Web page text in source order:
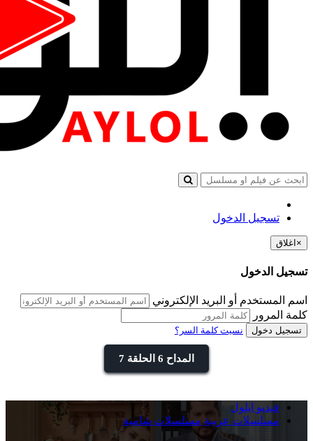
تسجيل الدخول
× اغلاق
تسجيل الدخول
اسم المستخدم أو البريد الإلكتروني
كلمة المرور
تسجيل دخول نسيت كلمة السر؟
المداح 6 الحلقة 7
فيديو ايلول
مسلسلات عربية مسلسلات شامية